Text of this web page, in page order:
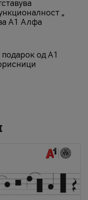
„
А1 Алфа
од А1